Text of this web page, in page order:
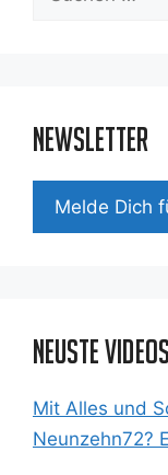
Newsletter
Mel­de Dich
Neuste Videos
Mit Alles und
Neunzehn72?